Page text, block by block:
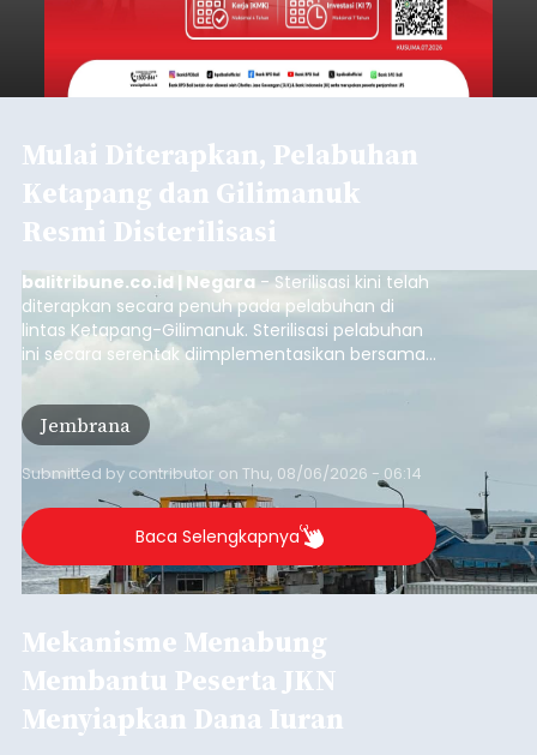
Mulai Diterapkan, Pelabuhan
Ketapang dan Gilimanuk
Resmi Disterilisasi
balitribune.co.id | Negara - Sterilisasi kini telah
diterapkan secara penuh pada pelabuhan di
lintas Ketapang-Gilimanuk. Sterilisasi pelabuhan
ini secara serentak diimplementasikan bersama
empat pelabuhan utama lainnya, yakni
Pelabuhan Merak, Bakauheni, Kayangan, dan
Lembar pada Rabu (5/8/2026).
Jembrana
Submitted by contributor on Thu, 08/06/2026 - 06:14
Baca Selengkapnya
Mekanisme Menabung
Membantu Peserta JKN
Menyiapkan Dana Iuran